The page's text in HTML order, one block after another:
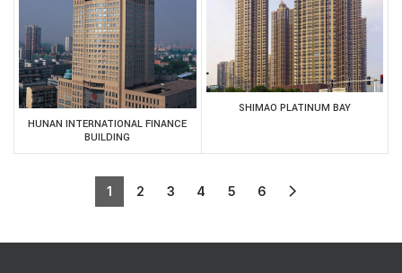
HUNAN INTERNATIONAL FINANCE
BUILDING
SHIMAO PLATINUM BAY
1 2 3 4 5 6